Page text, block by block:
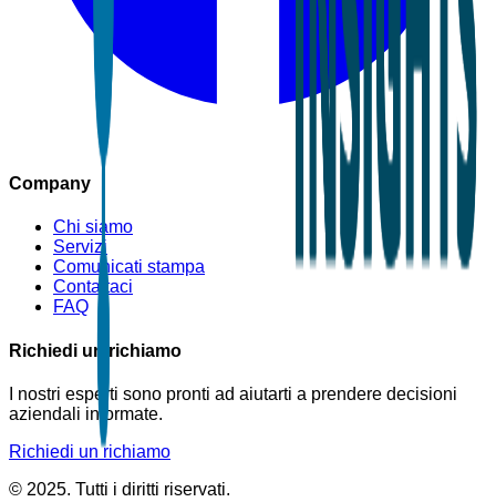
Company
Chi siamo
Servizi
Comunicati stampa
Contattaci
FAQ
Richiedi un richiamo
I nostri esperti sono pronti ad aiutarti a prendere decisioni
aziendali informate.
Richiedi un richiamo
© 2025. Tutti i diritti riservati.